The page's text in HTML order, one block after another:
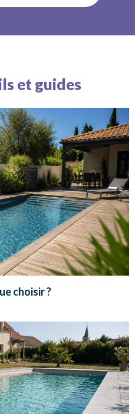
et guides
choisir ?